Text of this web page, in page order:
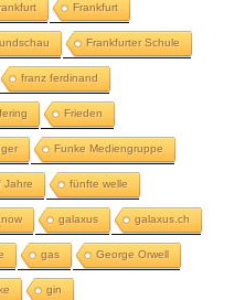
Frankfurt
Frankfurter Schule
franz ferdinand
Frieden
Funke Mediengruppe
Jahre fünfte welle
galaxus galaxus.ch
gas George Orwell
gin